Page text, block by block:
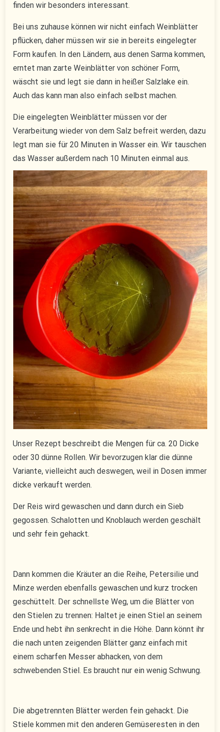
finden wir besonders interessant.
Bei uns zuhause können wir nicht einfach Weinblätter
pflücken, daher müssen wir sie in bereits eingelegter
Form kaufen. In den Ländern, aus denen Sarma kommen,
erntet man zarte Weinblätter von schöner Form,
wäscht sie und legt sie dann in heißer Salzlake ein.
Auch das kann man also einfach selbst machen.
Die eingelegten Weinblätter müssen vor der
Verarbeitung wieder von dem Salz befreit werden, dazu
legt man sie für 20 Minuten in Wasser ein. Wir tauschen
das Wasser außerdem nach 10 Minuten einmal aus.
Unser Rezept beschreibt die Mengen für ca. 20 Dicke
oder 30 dünne Rollen. Wir bevorzugen klar die dünne
Variante, vielleicht auch deswegen, weil in Dosen immer
dicke verkauft werden.
Der Reis wird gewaschen und dann durch ein Sieb
gegossen. Schalotten und Knoblauch werden geschält
und sehr fein gehackt.
Dann kommen die Kräuter an die Reihe, Petersilie und
Minze werden ebenfalls gewaschen und kurz trocken
geschüttelt. Der schnellste Weg, um die Blätter von
den Stielen zu trennen: Haltet je einen Stiel an seinem
Ende und hebt ihn senkrecht in die Höhe. Dann könnt ihr
die nach unten zeigenden Blätter ganz einfach mit
einem scharfen Messer abhacken, von dem
schwebenden Stiel. Es braucht nur ein wenig Schwung.
Die abgetrennten Blätter werden fein gehackt. Die
Stiele kommen mit den anderen Gemüseresten in den